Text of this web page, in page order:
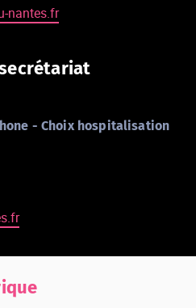
nantes.fr
- Choix hospitalisation